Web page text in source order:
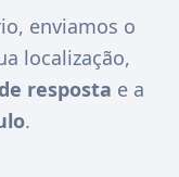
enviamos o
localização,
resposta e a
.